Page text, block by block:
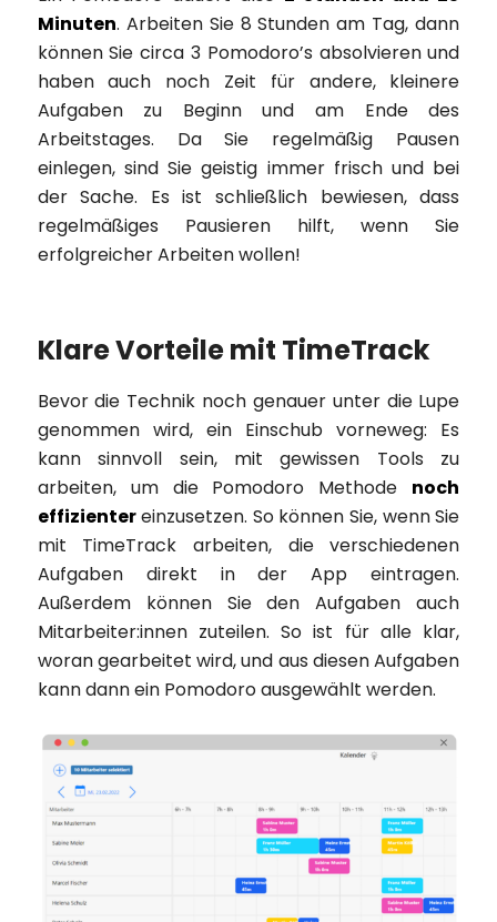
Minuten. Arbeiten Sie 8 Stunden am Tag, dann
können Sie circa 3 Pomodoro’s absolvieren und
haben auch noch Zeit für andere, kleinere
Aufgaben zu Beginn und am Ende des
Arbeitstages. Da Sie regelmäßig Pausen
einlegen, sind Sie geistig immer frisch und bei
der Sache. Es ist schließlich bewiesen, dass
regelmäßiges Pausieren hilft, wenn Sie
erfolgreicher Arbeiten wollen!
Klare Vorteile mit TimeTrack
Bevor die Technik noch genauer unter die Lupe
genommen wird, ein Einschub vorneweg: Es
kann sinnvoll sein, mit gewissen Tools zu
arbeiten, um die Pomodoro Methode noch
effizientereinzusetzen. So können Sie, wenn Sie
mit TimeTrack arbeiten, die verschiedenen
Aufgaben direkt in der App eintragen.
Außerdem können Sie den Aufgaben auch
Mitarbeiter:innen zuteilen. So ist für alle klar,
woran gearbeitet wird, und aus diesen Aufgaben
kann dann ein Pomodoro ausgewählt werden.